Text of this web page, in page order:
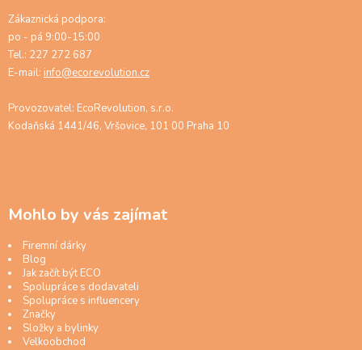
Zákaznická podpora:
po - pá 9:00-15:00
Tel.: 227 272 687
E-mail: info@ecorevolution.cz
Provozovatel: EcoRevolution, s.r.o.
Kodaňská 1441/46, Vršovice, 101 00 Praha 10
Mohlo by vás zajímat
Firemní dárky
Blog
Jak začít být ECO
Spolupráce s dodavateli
Spolupráce s influencery
Značky
Složky a bylinky
Velkoobchod